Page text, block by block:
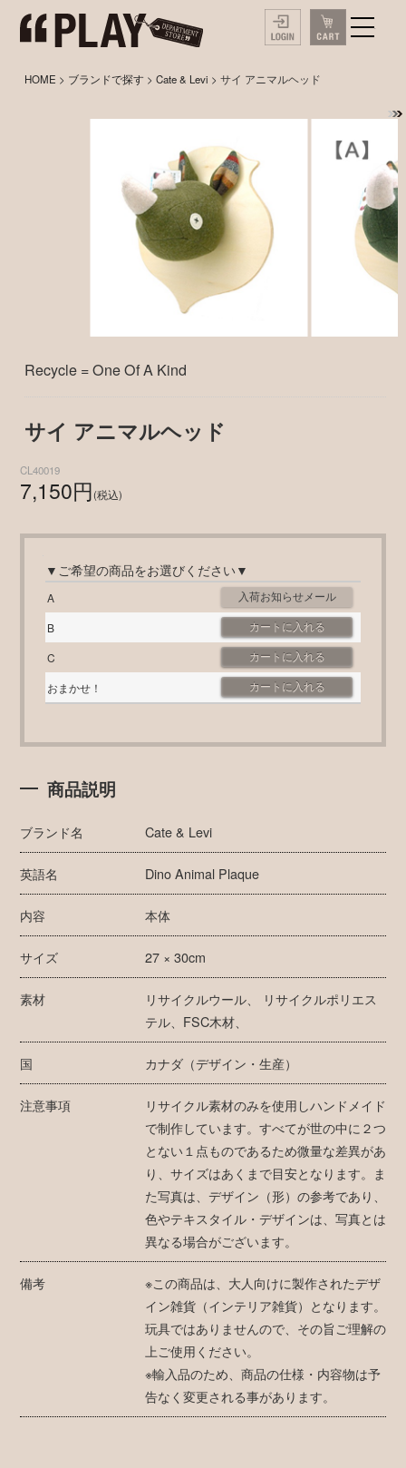
HOME > ブランドで探す >Cate & Levi > サイ アニマルヘッド
Recycle = One Of A Kind
サイ アニマルヘッド
CL40019
7,150円(税込)
▼ご希望の商品をお選びください▼
A
B
C
おまかせ！
商品説明
ブランド名 Cate & Levi
英語名 Dino Animal Plaque
内容 本体
サイズ 27 × 30cm
素材
リサイクルウール、 リサイクルポリエス
テル、FSC木材、
国 カナダ（デザイン・生産）
注意事項
リサイクル素材のみを使用しハンドメイド
で制作しています。すべてが世の中に２つ
とない１点ものであるため微量な差異があ
り、サイズはあくまで目安となります。ま
た写真は、デザイン（形）の参考であり、
色やテキスタイル・デザインは、写真とは
異なる場合がございます。
備考
※この商品は、大人向けに製作されたデザ
イン雑貨（インテリア雑貨）となります。
玩具ではありませんので、その旨ご理解の
上ご使用ください。
※輸入品のため、商品の仕様・内容物は予
告なく変更される事があります。